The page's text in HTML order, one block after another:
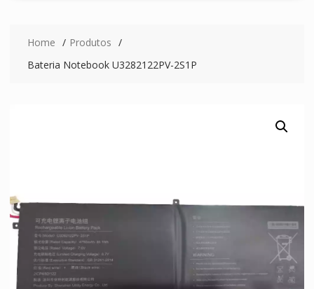
Home
Produtos
Bateria Notebook U3282122PV-2S1P